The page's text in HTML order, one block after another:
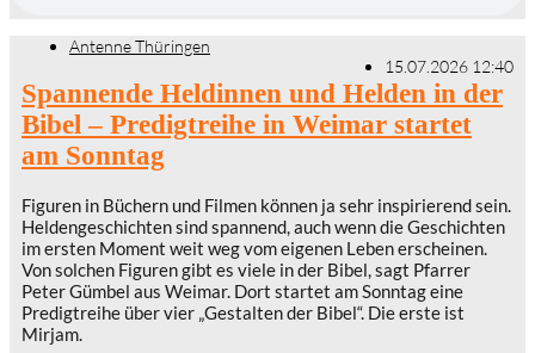
Antenne Thüringen
15.07.2026 12:40
Spannende Heldinnen und Helden in der
Bibel – Predigtreihe in Weimar startet
am Sonntag
Figuren in Büchern und Filmen können ja sehr inspirierend sein.
Heldengeschichten sind spannend, auch wenn die Geschichten
im ersten Moment weit weg vom eigenen Leben erscheinen.
Von solchen Figuren gibt es viele in der Bibel, sagt Pfarrer
Peter Gümbel aus Weimar. Dort startet am Sonntag eine
Predigtreihe über vier „Gestalten der Bibel“. Die erste ist
Mirjam.